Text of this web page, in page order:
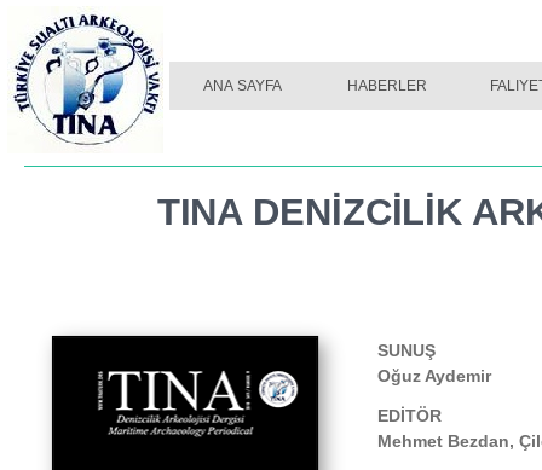
TINA DERGI SAYI 01 TINA DERGI SAYI 02
ANA SAYFA HABERLER
TINA DENİZCİLİK
SUNUŞ
Oğuz Aydemir
EDİTÖR
Mehmet Bezdan,